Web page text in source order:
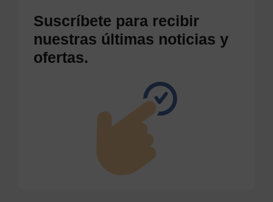
Suscríbete para recibir
nuestras últimas noticias y
ofertas.